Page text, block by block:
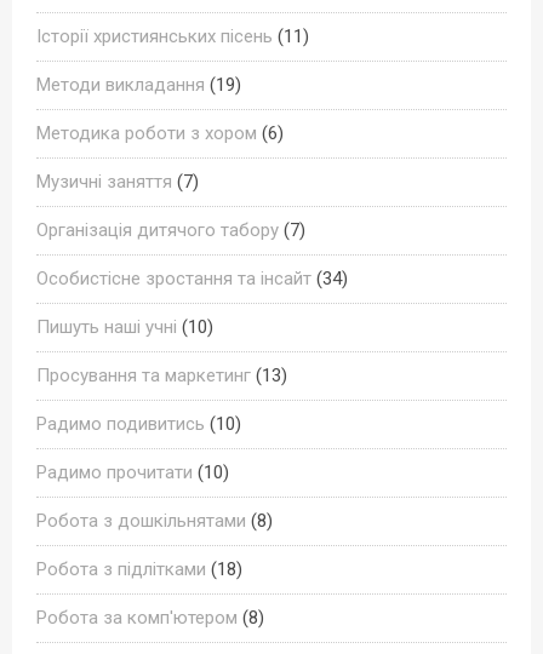
Історії християнських пісень (11)
Методи викладання (19)
Методика роботи з хором (6)
Музичні заняття (7)
Організація дитячого табору (7)
Особистісне зростання та інсайт (34)
Пишуть наші учні (10)
Просування та маркетинг (13)
Радимо подивитись (10)
Радимо прочитати (10)
Робота з дошкільнятами (8)
Робота з підлітками (18)
Робота за комп'ютером (8)